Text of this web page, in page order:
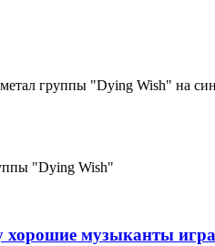
группы "Dying Wish" на
"Dying Wish"
хорошие музыканты